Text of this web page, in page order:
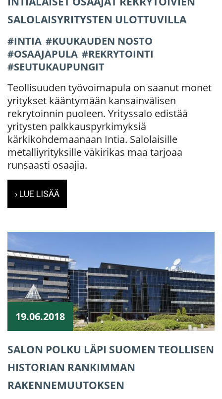
SALOLAISYRITYSTEN ULOTTUVILLA
INTIA
KUUKAUDEN NOSTO
OSAAJAPULA
REKRYTOINTI
SEUTUKAUPUNGIT
Teollisuuden työvoimapula on saanut monet
yritykset kääntymään kansainvälisen
rekrytoinnin puoleen. Yrityssalo edistää
yritysten palkkauspyrkimyksiä
kärkikohdemaanaan Intia. Salolaisille
metalliyrityksille väkirikas maa tarjoaa
runsaasti osaajia.
› LUE LISÄÄ
19.06.2018
SALON POLKU LÄPI SUOMEN TEOLLISEN
HISTORIAN RANKIMMAN
RAKENNEMUUTOKSEN